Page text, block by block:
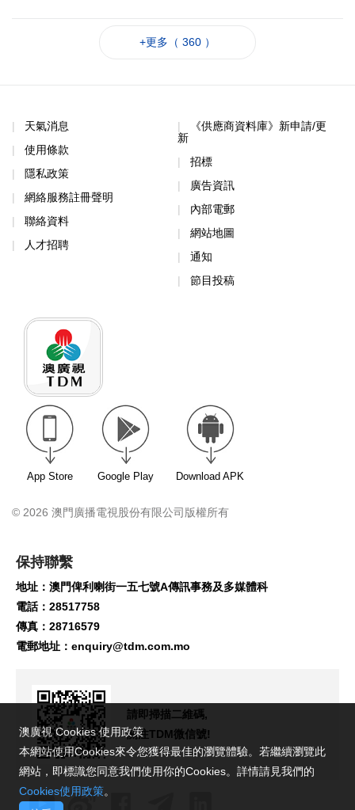
+更多（ 360 ）
天氣消息
使用條款
隱私政策
網絡服務註冊聲明
聯絡資料
人才招聘
《供應商資料庫》新申請/更
新
招標
廣告資訊
內部電郵
網站地圖
通知
節目投稿
App Store Google Play Download APK
© 2026 澳門廣播電視股份有限公司版權所有
保持聯繫
地址：澳門俾利喇街一五七號A傳訊事務及多媒體科
電話：28517758
傳真：28716579
電郵地址： enquiry@tdm.com.mo
請即掃描二維碼,
關注TDM微信號!
澳廣視 Cookies 使用政策
本網站使用Cookies來令您獲得最佳的瀏覽體驗。若繼續瀏覽此
網站，即標識您同意我們使用你的Cookies。詳情請見我們的
Cookies使用政策。